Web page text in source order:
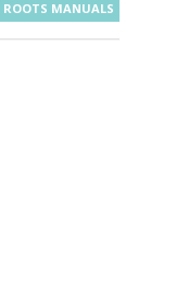
ROOTS MANUALS